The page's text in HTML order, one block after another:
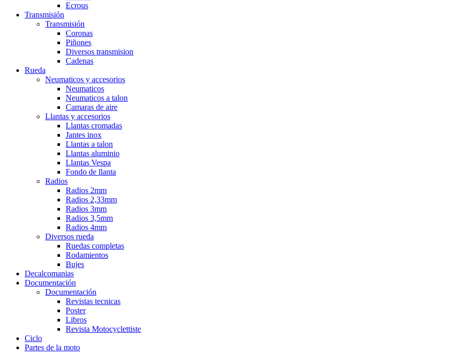
Ecrous
Transmisión
Transmisión
Coronas
Piñones
Diversos transmision
Cadenas
Rueda
Neumaticos y accesorios
Neumaticos
Neumaticos a talon
Camaras de aire
Llantas y accesorios
Llantas cromadas
Jantes inox
Llantas a talon
Llantas aluminio
Llantas Vespa
Fondo de llanta
Radios
Radios 2mm
Radios 2,33mm
Radios 3mm
Radios 3,5mm
Radios 4mm
Diversos rueda
Ruedas completas
Rodamientos
Bujes
Decalcomanias
Documentación
Documentación
Revistas tecnicas
Poster
Libros
Revista Motocyclettiste
Ciclo
Partes de la moto